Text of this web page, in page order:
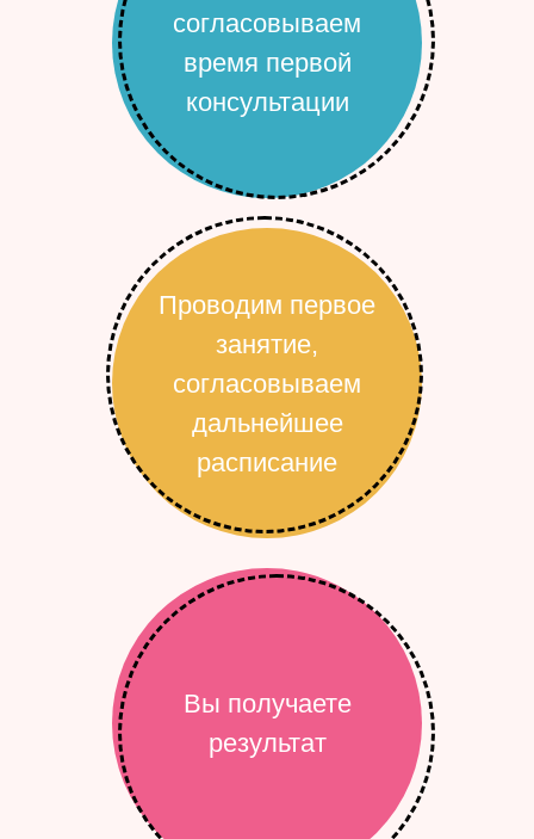
согласовываем
время первой
консультации
Проводим первое
занятие,
согласовываем
дальнейшее
расписание
Вы получаете
результат